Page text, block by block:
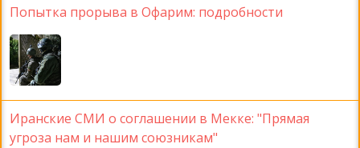
Попытка прорыва в Офарим: подробности
Иранские СМИ о соглашении в Мекке: "Прямая
угроза нам и нашим союзникам"